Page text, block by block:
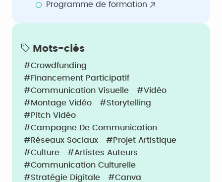
Programme de formation
Mots-clés
#Crowdfunding
#Financement Participatif
#Communication Visuelle
#Vidéo
#Montage Vidéo
#Storytelling
#Pitch Vidéo
#Campagne De Communication
#Réseaux Sociaux
#Projet Artistique
#Culture
#Artistes Auteurs
#Communication Culturelle
#Stratégie Digitale
#Canva